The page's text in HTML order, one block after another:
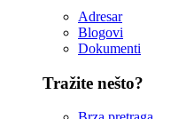
Adresar
Blogovi
Dokumenti
Tražite nešto?